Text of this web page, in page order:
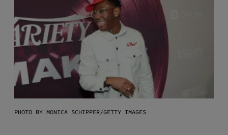
PHOTO BY MONICA SCHIPPER/GETTY IMAGES